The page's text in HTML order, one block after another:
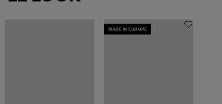
MADE IN EUROPE